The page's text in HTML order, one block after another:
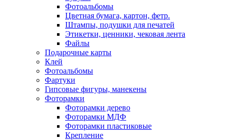
Фотоальбомы
Цветная бумага, картон, фетр.
Штампы, подушки для печатей
Этикетки, ценники, чековая лента
Файлы
Подарочные карты
Клей
Фотоальбомы
Фартуки
Гипсовые фигуры, манекены
Фоторамки
Фоторамки дерево
Фоторамки МДФ
Фоторамки пластиковые
Крепление